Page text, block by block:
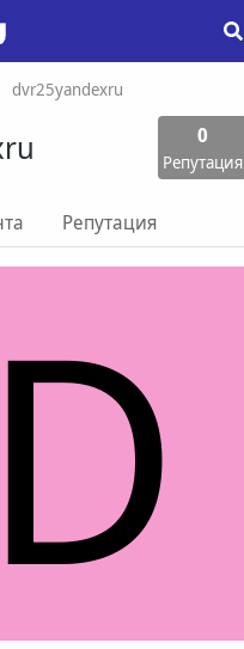
dvr25yandexru
0
Репутация
Репутация
D